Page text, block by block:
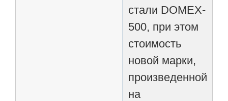
стали DOMEX-
500, при этом
стоимость
новой марки,
произведенной
на